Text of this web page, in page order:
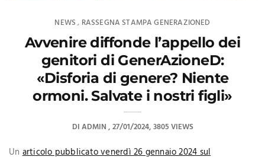
NEWS , RASSEGNA STAMPA GENERAZIONED
Avvenire diffonde l’appello dei
genitori di GenerAzioneD:
«Disforia di genere? Niente
ormoni. Salvate i nostri figli»
DIADMIN 27/01/2024 3805 VIEWS
Unarticolo pubblicato venerdì 26 gennaio 2024 sul